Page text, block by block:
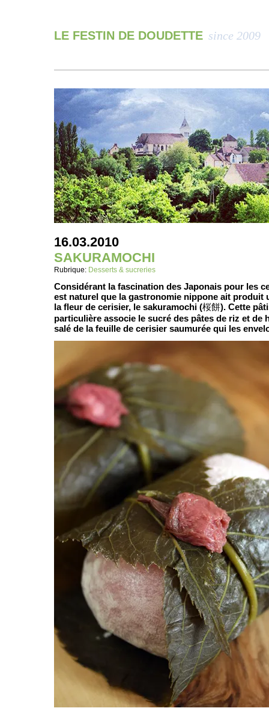
LE FESTIN DE DOUDETTE since 2009
16.03.2010
SAKURAMOCHI
Rubrique: Desserts & sucreries
Considérant la fascination des Japonais pour les
est naturel que la gastronomie nippone ait produit
la fleur de cerisier, le sakuramochi (桜餅). Cette
particulière associe le sucré des pâtes de riz et de
salé de la feuille de cerisier saumurée qui les